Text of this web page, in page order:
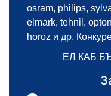
osram, philips,
elmark, tehnil,
horoz и др.
ЕЛ КАБ